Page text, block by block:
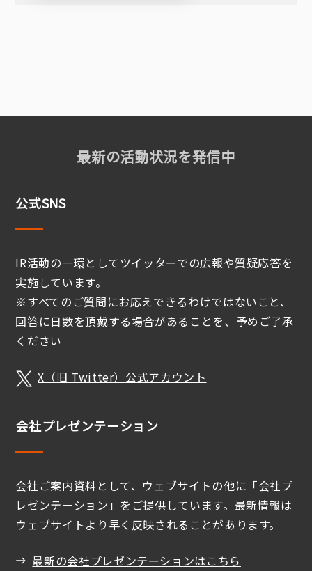
最新の活動状況を発信中
公式SNS
IR活動の一環としてツイッターでの広報や質疑応答を
実施しています。
※すべてのご質問にお応えできるわけではないこと、
回答に日数を頂戴する場合があることを、予めご了承
ください
X（旧 Twitter）公式アカウント
会社プレゼンテーション
会社ご案内資料として、ウェブサイトの他に「会社プ
レゼンテーション」をご提供しています。最新情報は
ウェブサイトより早く反映されることがあります。
最新の会社プレゼンテーションはこちら